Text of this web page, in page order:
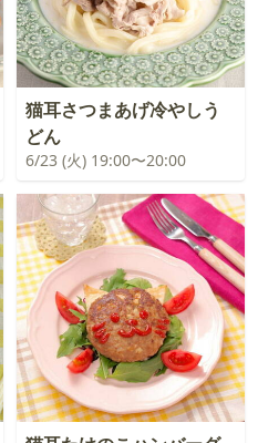
猫耳さつまあげ冷やしう
どん
6/23 (火) 19:00〜20:00